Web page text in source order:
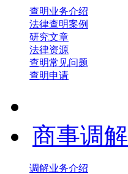
查明业务介绍
法律查明案例
研究文章
法律资源
查明常见问题
查明申请
商事调解
调解业务介绍